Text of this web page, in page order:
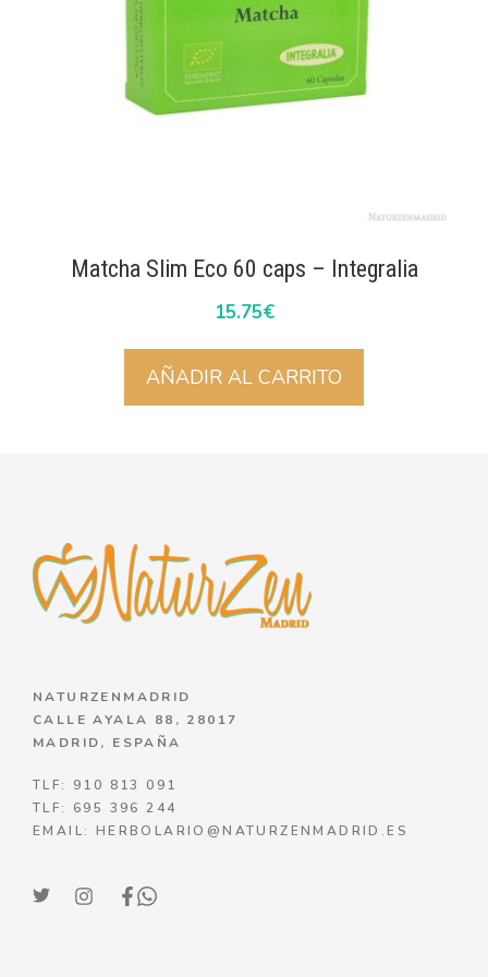
Matcha Slim Eco 60 caps – Integralia
15.75€
AÑADIR AL CARRITO
NATURZENMADRID
CALLE AYALA 88, 28017
MADRID, ESPAÑA
TLF: 910 813 091
TLF: 695 396 244
EMAIL: HERBOLARIO@NATURZENMADRID.ES